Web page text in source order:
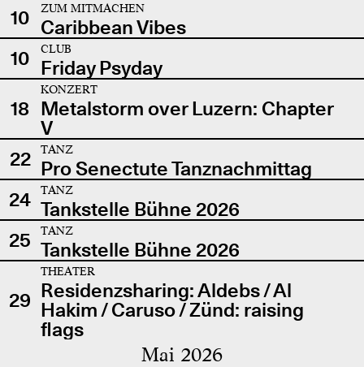
10
ZUM MITMACHEN
Caribbean Vibes
10
CLUB
Friday Psyday
18
KONZERT
Metalstorm over Luzern: Chapter
V
22
TANZ
Pro Senectute Tanznachmittag
24
TANZ
Tankstelle Bühne 2026
25
TANZ
Tankstelle Bühne 2026
29
THEATER
Residenzsharing: Aldebs / Al
Hakim / Caruso / Zünd: raising
flags
Mai 2026